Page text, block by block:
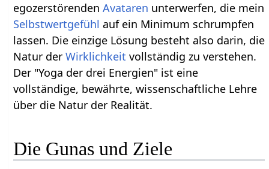
egozerstörendenAvataren unterwerfen, die mein
Selbstwertgefühl auf ein Minimum schrumpfen
lassen. Die einzige Lösung besteht also darin, die
Natur derWirklichkeit vollständig zu verstehen.
Der "Yoga der drei Energien" ist eine
vollständige, bewährte, wissenschaftliche Lehre
über die Natur der Realität.
Die Gunas und Ziele